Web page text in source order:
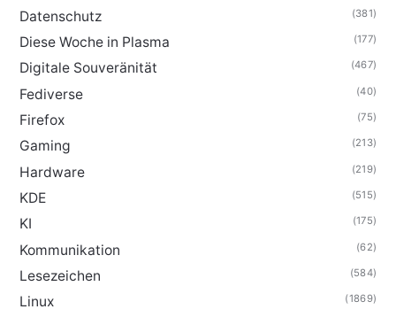
Datenschutz (381)
Diese Woche in Plasma (177)
Digitale Souveränität (467)
Fediverse (40)
Firefox (75)
Gaming (213)
Hardware (219)
KDE (515)
KI (175)
Kommunikation (62)
Lesezeichen (584)
Linux (1869)